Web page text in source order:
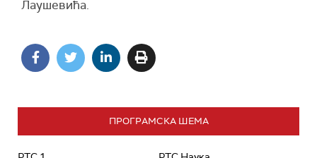
Лаушевића.
ПРОГРАМСКА ШЕМА